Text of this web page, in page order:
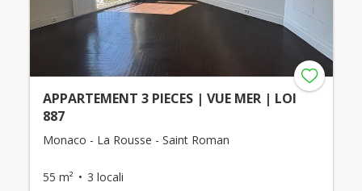
APPARTEMENT 3 PIECES | VUE MER | LOI
887
Monaco - La Rousse - Saint Roman
55 m² 3 locali